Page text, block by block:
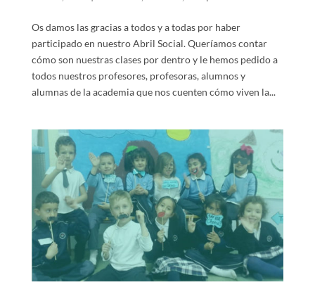
Os damos las gracias a todos y a todas por haber
participado en nuestro Abril Social. Queríamos contar
cómo son nuestras clases por dentro y le hemos pedido a
todos nuestros profesores, profesoras, alumnos y
alumnas de la academia que nos cuenten cómo viven la...